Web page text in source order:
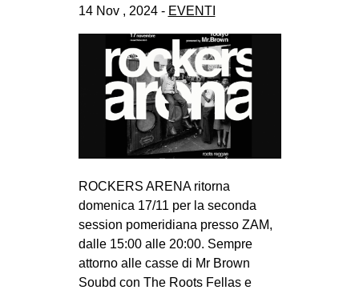
AREA
DEGENERAZIONE
GAZA FREESTYLE
CSOA LAMBRETTA
MSM
STUDENTI TSUNAMI
MILANO
MOBILITAZIONI
SPAZI
SPORT POPOLARE
14 Nov , 2024 - EVENTI
ROCKERS ARENA ritorna
domenica 17/11 per la seconda
session pomeridiana presso ZAM,
dalle 15:00 alle 20:00. Sempre
attorno alle casse di Mr Brown
Soubd con The Roots Fellas e